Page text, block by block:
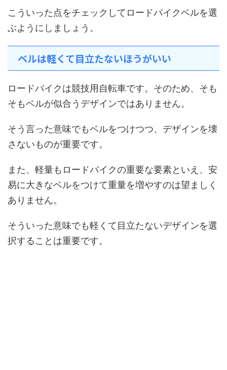
こういった点をチェックしてロードバイクベルを選
ぶようにしましょう。
ベルは軽くて目立たないほうがいい
ロードバイクは競技用自転車です。そのため、そも
そもベルが似合うデザインではありません。
そう言った意味でもベルをつけつつ、デザインを壊
さないものが重要です。
また、軽量もロードバイクの重要な要素といえ、安
易に大きなベルをつけて重量を増やすのは望ましく
ありません。
そういった意味でも軽くて目立たないデザインを選
択することは重要です。